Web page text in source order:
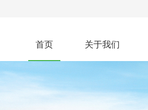
首页 关于我们